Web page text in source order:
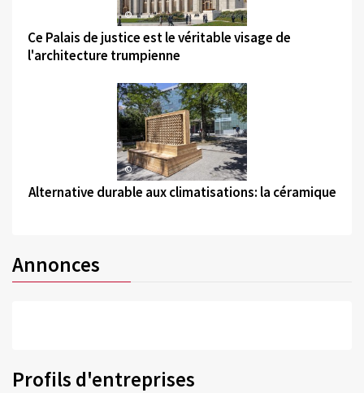
©
Ce Palais de justice est le véritable visage de
l'architecture trumpienne
©
Alternative durable aux climatisations: la céramique
Annonces
Profils d'entreprises